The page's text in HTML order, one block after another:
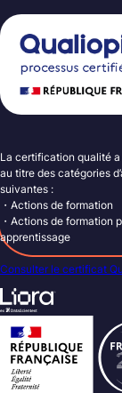
La certification qualité
au titre des catégories
suivantes :
・Actions de formation
・Actions de formation
apprentissage
Consulter le certificat